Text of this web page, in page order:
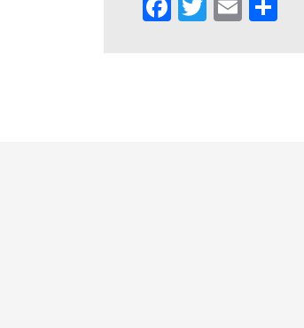
Facebook
Twitter
Email